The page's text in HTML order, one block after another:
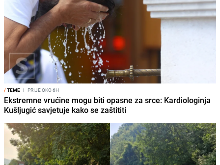
/TEME I PRIJE OKO 6H
Ekstremne vrućine mogu biti opasne za srce: Kardiologinja
Kušljugić savjetuje kako se zaštititi